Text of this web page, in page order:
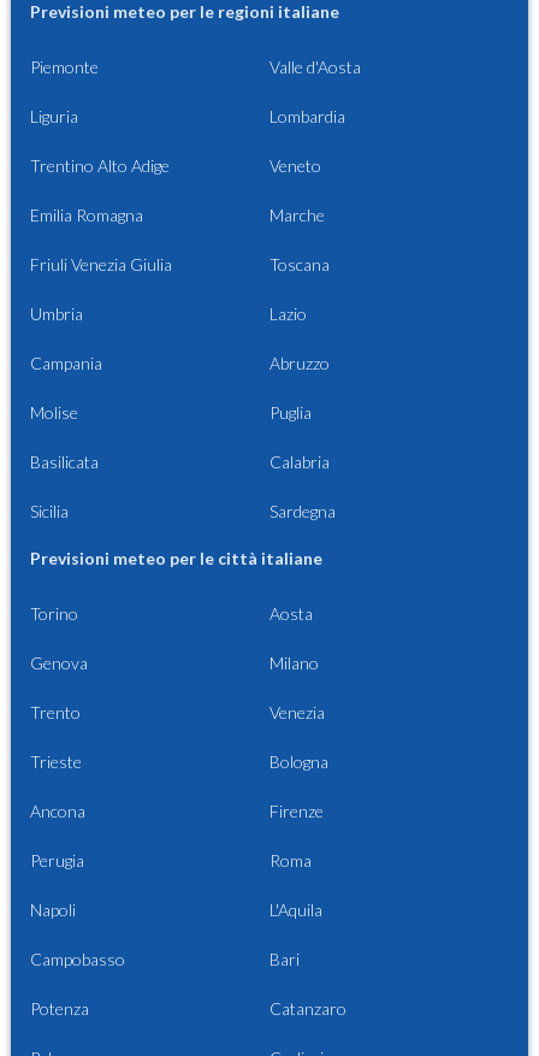
Previsioni meteo per le regioni italiane
Piemonte Valle d'Aosta
Liguria Lombardia
Trentino Alto Adige Veneto
Emilia Romagna Marche
Friuli Venezia Giulia Toscana
Umbria Lazio
Campania Abruzzo
Molise Puglia
Basilicata Calabria
Sicilia Sardegna
Previsioni meteo per le città italiane
Torino Aosta
Genova Milano
Trento Venezia
Trieste Bologna
Ancona Firenze
Perugia Roma
Napoli L'Aquila
Campobasso Bari
Potenza Catanzaro